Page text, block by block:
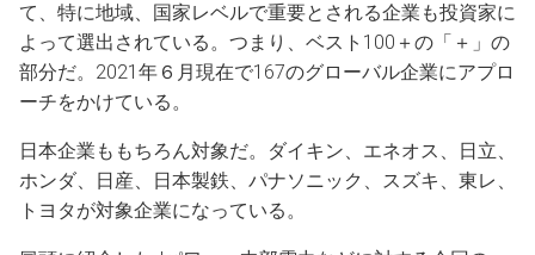
て、特に地域、国家レベルで重要とされる企業も投資家に
よって選出されている。つまり、ベスト100＋の「＋」の
部分だ。2021年６月現在で167のグローバル企業にアプロ
ーチをかけている。
日本企業ももちろん対象だ。ダイキン、エネオス、日立、
ホンダ、日産、日本製鉄、パナソニック、スズキ、東レ、
トヨタが対象企業になっている。